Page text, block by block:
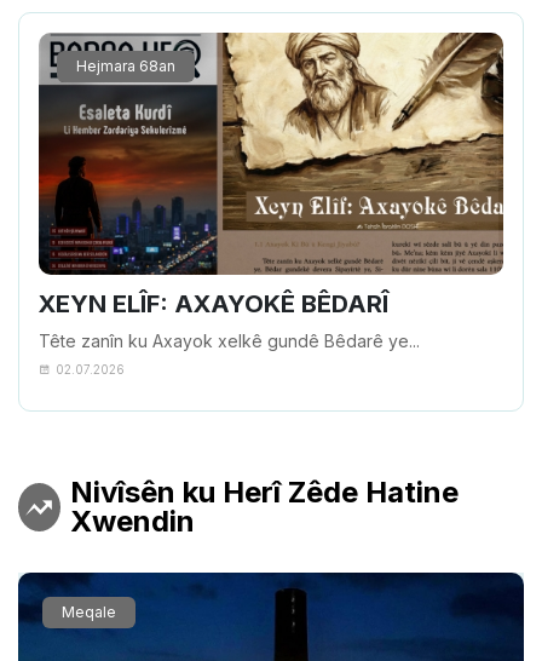
Hejmara 68an
XEYN ELÎF: AXAYOKÊ BÊDARÎ
Tête zanîn ku Axayok xelkê gundê Bêdarê ye...
02.07.2026
Nivîsên ku Herî Zêde Hatine
Xwendin
Meqale